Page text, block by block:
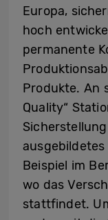
Europa,
hoch
permanente
Produkte. An
Quality“
Beispiel im
wo das
stattfindet.